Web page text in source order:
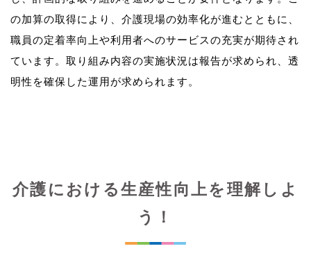
の加算の取得により、介護現場の効率化が進むとともに、
職員の定着率向上や利用者へのサービスの充実が期待され
ています。取り組み内容の実施状況は報告が求められ、透
介護における生産性向上を理解しよ
う！